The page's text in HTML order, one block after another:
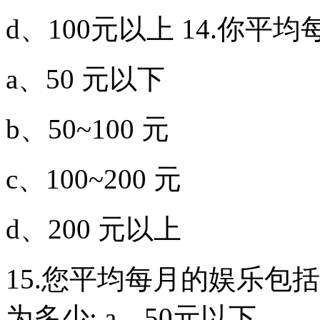
d、100元以上 14.你平均
a、50 元以下
b、50~100 元
c、100~200 元
d、200 元以上
15.您平均每月的娱乐包